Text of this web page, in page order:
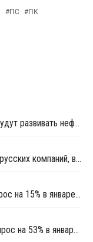
#ПС #ПК
Белорусские Нафтан и Мозырский НПЗ будут развивать нефтехимию
США возобновили санкции против 9 белорусских компаний, включая Нафтан и Белнефтехим
Импорт поликарбоната в Белоруссию вырос на 15% в январе – ноябре 2019 года
Экспорт ПК через Беларусь в Россию вырос на 53% в январе – ноябре 2019 года